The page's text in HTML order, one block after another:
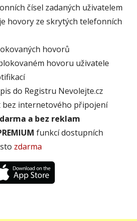
čísel zadaných uživatelem
hovory ze skrytých telefonních
hovorů
hovoru uživatele
do Registru Nevolejte.cz
internetového připojení
a bez reklam
funkcí dostupních
zdarma